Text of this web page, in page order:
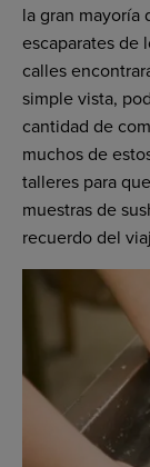
la gran mayoría
escaparates de
calles
simple vista,
cantidad de
muchos de
talleres para
muestras de
recuerdo del